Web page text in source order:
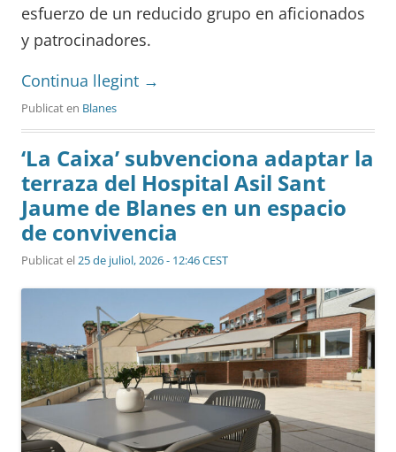
esfuerzo de un reducido grupo en aficionados
y patrocinadores.
Continua llegint →
Publicat en Blanes
‘La Caixa’ subvenciona adaptar la
terraza del Hospital Asil Sant
Jaume de Blanes en un espacio
de convivencia
Publicat el25 de juliol, 2026 - 12:46 CEST